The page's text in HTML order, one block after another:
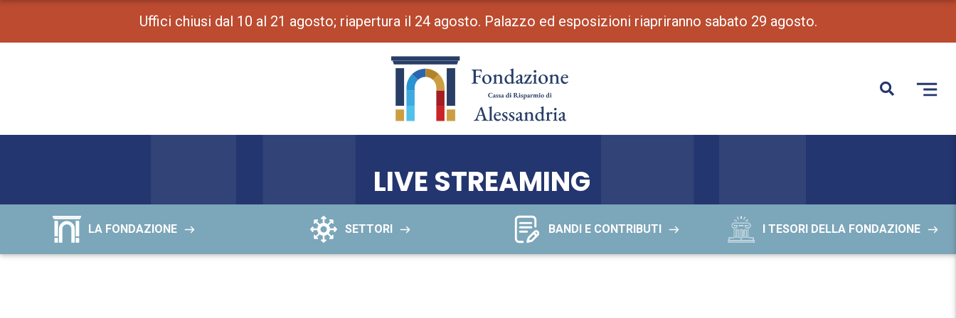
Uffici chiusi dal 10 al 21 agosto; riapertura il 24 agosto. Palazzo ed esposizioni riapriranno sabato 29 agosto.
LIVE STREAMING
LA FONDAZIONE SETTORI BANDI E CONTRIBUTI I TESORI DELLA FONDAZIONE